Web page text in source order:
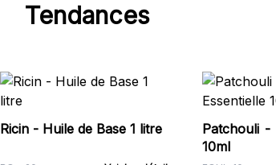
Tendances
Ricin - Huile de Base 1 litre
Patchouli -
10ml